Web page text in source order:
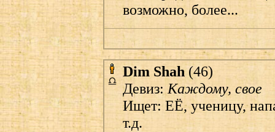
возможно, более...
Dim Shah(46)
Девиз:Каждому, свое
Ищет: ЕЁ, ученицу,
т.д.